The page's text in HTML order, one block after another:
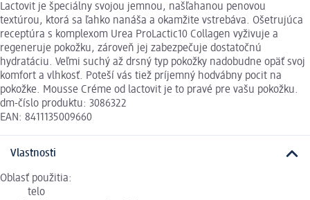
Lactovit je špeciálny svojou jemnou, našľahanou penovou
textúrou, ktorá sa ľahko nanáša a okamžite vstrebáva. Ošetrujúca
receptúra s komplexom Urea ProLactic10 Collagen vyživuje a
regeneruje pokožku, zároveň jej zabezpečuje dostatočnú
hydratáciu. Veľmi suchý až drsný typ pokožky nadobudne opäť svoj
komfort a vlhkosť. Poteší vás tiež príjemný hodvábny pocit na
pokožke. Mousse Créme od lactovit je to pravé pre vašu pokožku.
dm-číslo produktu: 3086322
EAN: 8411135009660
Vlastnosti
Oblasť použitia:
telo